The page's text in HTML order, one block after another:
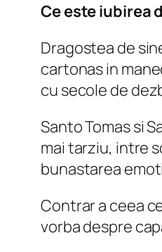
Ce este iubirea
Dragostea de
cartonas in
cu secole de
Santo Tomas si
mai tarziu, intre
bunastarea
Contrar a ceea
vorba despre